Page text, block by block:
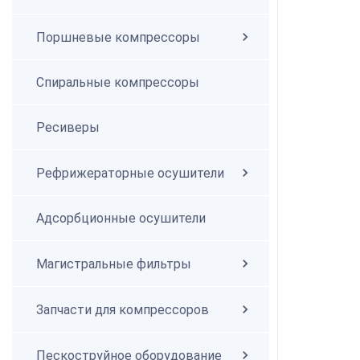
Спиральные компрессоры
Поршневые компрессоры
Спиральные компрессоры
Ресиверы
Рефрижераторные осушители
Адсорбционные осушители
Магистральные фильтры
Запчасти для компрессоров
Пескоструйное оборудование